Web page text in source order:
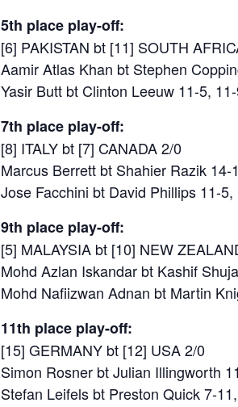
5th place play-off:
[6] PAKISTAN bt [11] SOUTH
Aamir Atlas Khan bt Stephen
Yasir Butt bt Clinton Leeuw 11-5,
7th place play-off:
[8] ITALY bt [7] CANADA 2/0
Marcus Berrett bt Shahier Razik
Jose Facchini bt David Phillips 11-
9th place play-off:
[5] MALAYSIA bt [10] NEW
Mohd Azlan Iskandar bt Kashif
Mohd Nafiizwan Adnan bt Martin
11th place play-off:
[15] GERMANY bt [12] USA 2/0
Simon Rosner bt Julian Illingworth
Stefan Leifels bt Preston Quick 7-